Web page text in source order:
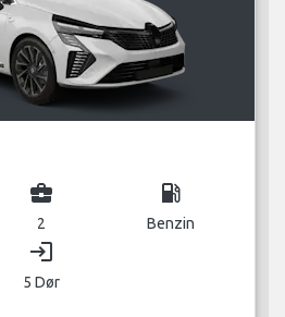
business_center
2
local_gas_station
Benzin
login
5 Dør